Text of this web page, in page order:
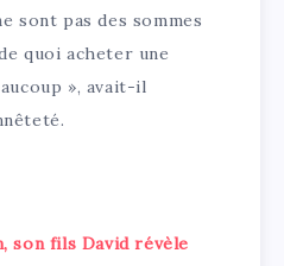
sont pas des sommes
quoi acheter une
», avait-il
son fils David révèle